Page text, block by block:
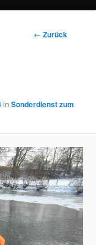
Bilder-
← Zurück
inSonderdienst zum